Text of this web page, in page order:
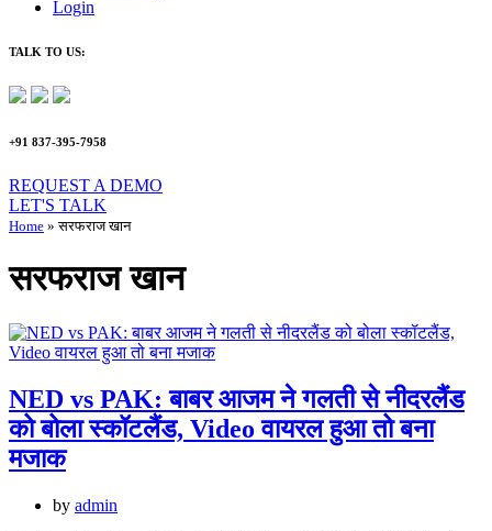
Login
TALK TO US:
+91 837-395-7958
REQUEST A DEMO​
LET'S TALK
Home »सरफराज खान
सरफराज खान
NED vs PAK: बाबर आजम ने गलती से नीदरलैंड
को बोला स्कॉटलैंड, Video वायरल हुआ तो बना
मजाक
by admin